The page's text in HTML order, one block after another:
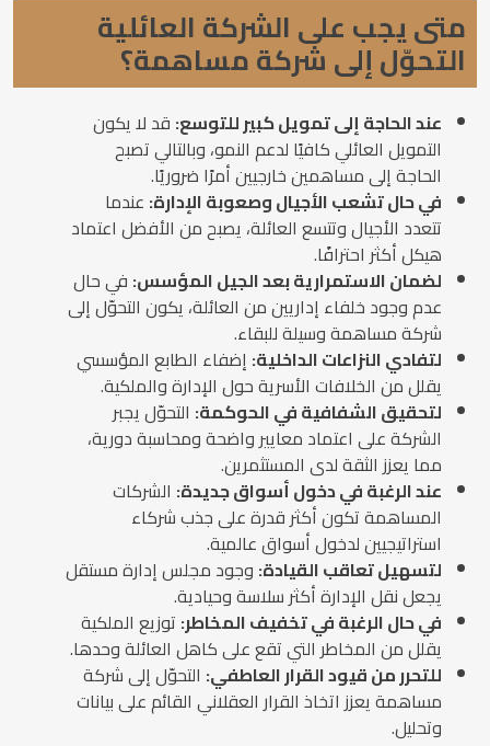
متى يجب على الشركة العائلية
التحوّل إلى شركة مساهمة؟
عند الحاجة إلى تمويل كبير للتوسع: قد لا يكون
التمويل العائلي كافيًا لدعم النمو، وبالتالي تصبح
الحاجة إلى مساهمين خارجيين أمرًا ضروريًا.
في حال تشعب الأجيال وصعوبة الإدارة: عندما
تتعدد الأجيال وتتسع العائلة، يصبح من الأفضل اعتماد
هيكل أكثر احترافًا.
لضمان الاستمرارية بعد الجيل المؤسس: في حال
عدم وجود خلفاء إداريين من العائلة، يكون التحوّل إلى
شركة مساهمة وسيلة للبقاء.
لتفادي النزاعات الداخلية: إضفاء الطابع المؤسسي
يقلل من الخلافات الأسرية حول الإدارة والملكية.
لتحقيق الشفافية في الحوكمة: التحوّل يجبر
الشركة على اعتماد معايير واضحة ومحاسبة دورية،
مما يعزز الثقة لدى المستثمرين.
عند الرغبة في دخول أسواق جديدة: الشركات
المساهمة تكون أكثر قدرة على جذب شركاء
استراتيجيين لدخول أسواق عالمية.
لتسهيل تعاقب القيادة: وجود مجلس إدارة مستقل
يجعل نقل الإدارة أكثر سلاسة وحيادية.
في حال الرغبة في تخفيف المخاطر: توزيع الملكية
يقلل من المخاطر التي تقع على كاهل العائلة وحدها.
للتحرر من قيود القرار العاطفي: التحوّل إلى شركة
مساهمة يعزز اتخاذ القرار العقلاني القائم على بيانات
وتحليل.